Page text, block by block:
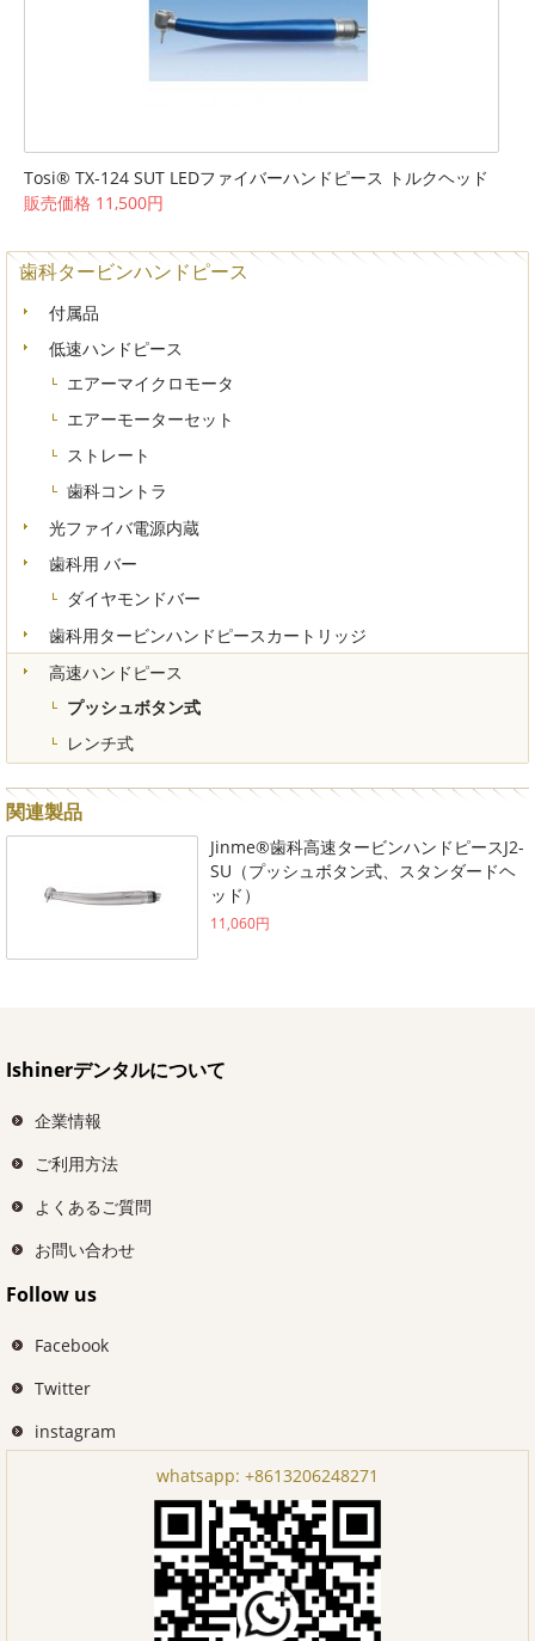
Tosi® TX-124 SUT LEDファイバーハンドピース トルクヘッド
販売価格 11,500円
歯科タービンハンドピース
付属品
低速ハンドピース
エアーマイクロモータ
エアーモーターセット
ストレート
歯科コントラ
光ファイバ電源内蔵
歯科用 バー
ダイヤモンドバー
歯科用タービンハンドピースカートリッジ
高速ハンドピース
プッシュボタン式
レンチ式
関連製品
Jinme®歯科高速タービンハンドピースJ2-
SU（プッシュボタン式、スタンダードヘ
ッド）
11,060円
Ishinerデンタルについて
企業情報
ご利用方法
よくあるご質問
お問い合わせ
Follow us
Facebook
Twitter
instagram
whatsapp: +8613206248271